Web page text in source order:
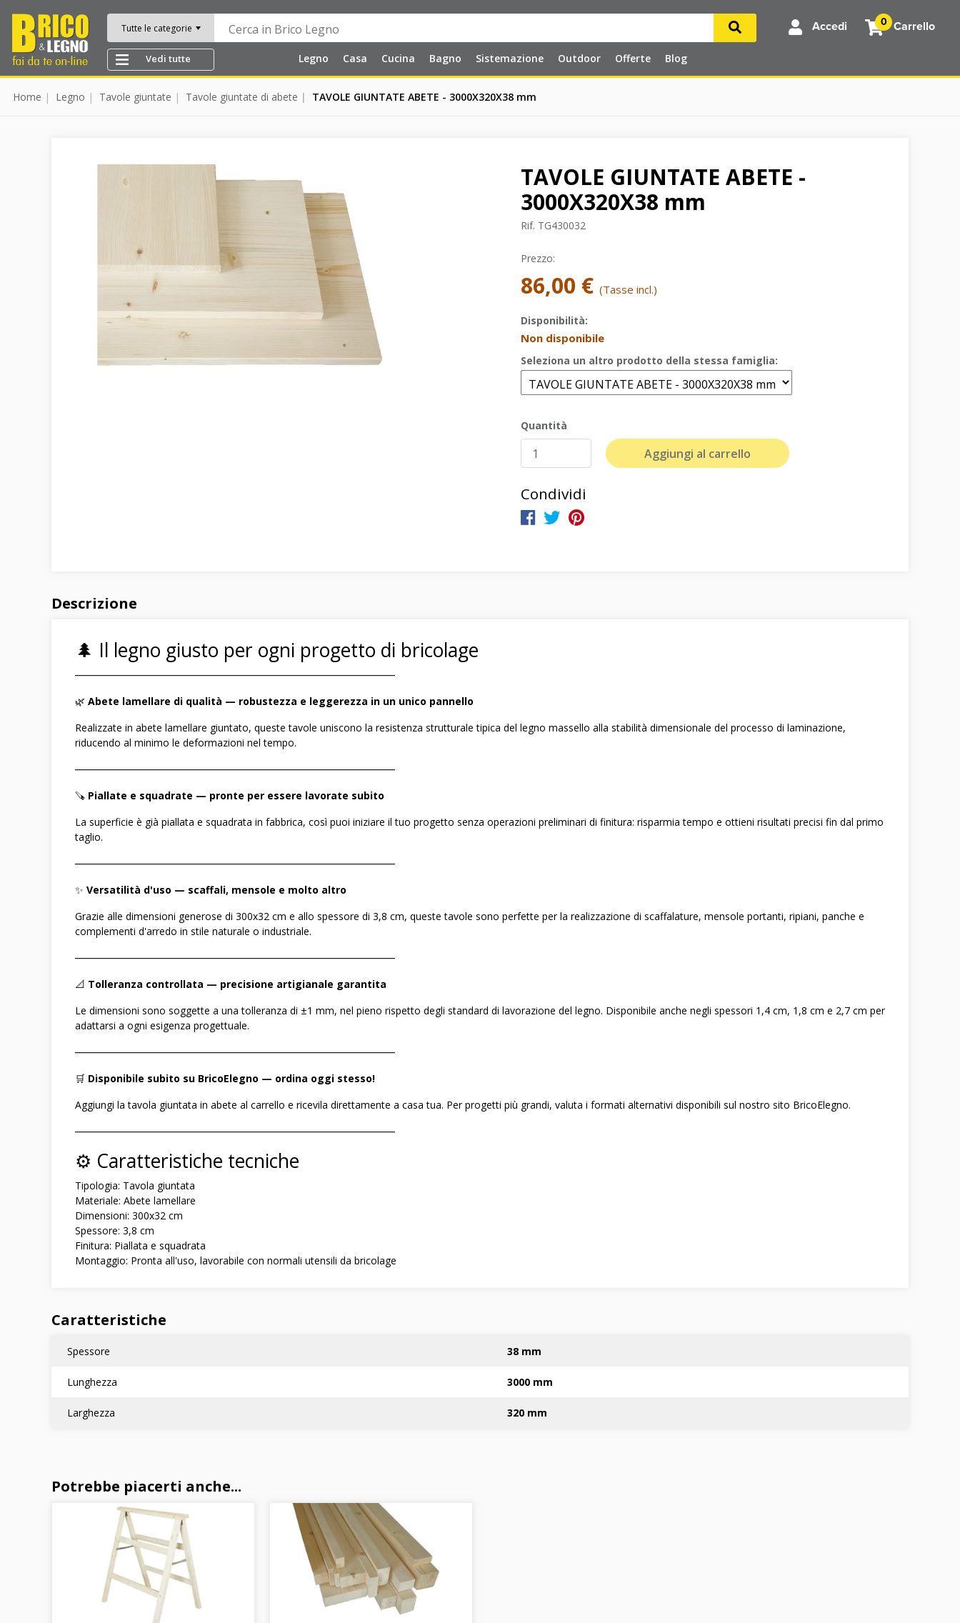
Tutte le categorie
Vedi tutte Legno Casa Cucina Bagno Sistemazione Outdoor Offerte Blog
Carrello
0
Accedi
Home Legno Tavole giuntate Tavole giuntate di abete TAVOLE GIUNTATE ABETE - 3000X320X38 mm
TAVOLE GIUNTATE ABETE -
3000X320X38 mm
Rif. TG430032
Prezzo:
86,00 € (Tasse incl.)
Disponibilità:
Non disponibile
Seleziona un altro prodotto della stessa famiglia:
Quantità
Aggiungi al carrello
Condividi
Descrizione
🌲 Il legno giusto per ogni progetto di bricolage
――――――――――――――――――――――――――――――――
🌿 Abete lamellare di qualità — robustezza e leggerezza in un unico pannello
Realizzate in abete lamellare giuntato, queste tavole uniscono la resistenza strutturale tipica del legno massello alla stabilità dimensionale del processo di laminazione,
riducendo al minimo le deformazioni nel tempo.
――――――――――――――――――――――――――――――――
🪚 Piallate e squadrate — pronte per essere lavorate subito
La superficie è già piallata e squadrata in fabbrica, così puoi iniziare il tuo progetto senza operazioni preliminari di finitura: risparmia tempo e ottieni risultati precisi fin dal primo
taglio.
――――――――――――――――――――――――――――――――
✨ Versatilità d'uso — scaffali, mensole e molto altro
Grazie alle dimensioni generose di 300x32 cm e allo spessore di 3,8 cm, queste tavole sono perfette per la realizzazione di scaffalature, mensole portanti, ripiani, panche e
complementi d'arredo in stile naturale o industriale.
――――――――――――――――――――――――――――――――
📐 Tolleranza controllata — precisione artigianale garantita
Le dimensioni sono soggette a una tolleranza di ±1 mm, nel pieno rispetto degli standard di lavorazione del legno. Disponibile anche negli spessori 1,4 cm, 1,8 cm e 2,7 cm per
adattarsi a ogni esigenza progettuale.
――――――――――――――――――――――――――――――――
🛒 Disponibile subito su BricoElegno — ordina oggi stesso!
Aggiungi la tavola giuntata in abete al carrello e ricevila direttamente a casa tua. Per progetti più grandi, valuta i formati alternativi disponibili sul nostro sito BricoElegno.
――――――――――――――――――――――――――――――――
⚙️ Caratteristiche tecniche
Tipologia: Tavola giuntata
Materiale: Abete lamellare
Dimensioni: 300x32 cm
Spessore: 3,8 cm
Finitura: Piallata e squadrata
Montaggio: Pronta all'uso, lavorabile con normali utensili da bricolage
Caratteristiche
Spessore 38 mm
Lunghezza 3000 mm
Larghezza 320 mm
Potrebbe piacerti anche...